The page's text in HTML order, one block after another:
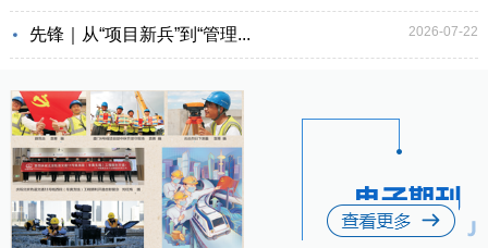
2026-07-22
先锋｜从“项目新兵”到“管理...